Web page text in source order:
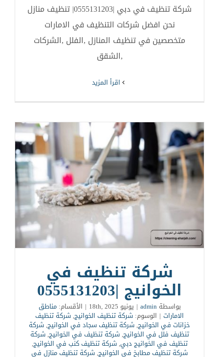
شركة تنظيف في دبي |0555131203| تنظيف منازل
نحن افضل شركات التنظيف في الامارات
متخصصين في تنظيف المنازل ,الفلل ,الشركات
,الشقق
شركة تنظيف في
الخوانيج |0555131203
بواسطةadmin
| يونيو 18th, 2025 | الأقسام:مناطق
الامارات | الوسوم: شركة تنظيف الخوانيج,شركة تنظيف
خزانات في الخوانيج,شركة تنظيف سجاد في الخوانيج,شركة
تنظيف فلل في الخوانيج,شركة تنظيف في الخوانيج,شركة
تنظيف في الخوانيج دبي,شركة تنظيف كنب في الخوانيج,
شركة تنظيف مطابخ في الخوانيج,شركة تنظيف منازل في